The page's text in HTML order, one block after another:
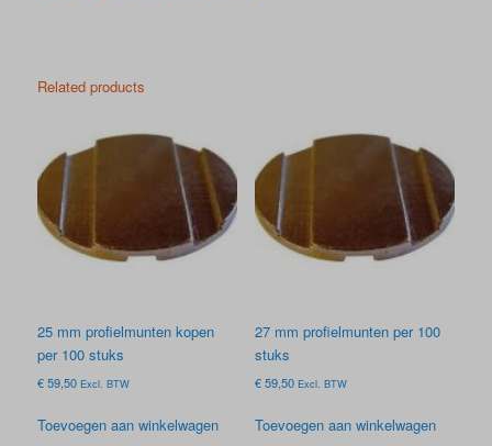
Related products
25 mm profielmunten kopen
per 100 stuks
€59,50 Excl. BTW
Toevoegen aan winkelwagen
27 mm profielmunten per 100
stuks
€59,50 Excl. BTW
Toevoegen aan winkelwagen